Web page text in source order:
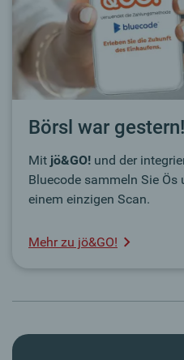
Börsl war gestern!
Mit jö&GO! und der
Bluecode sammeln Sie
einem einzigen Scan.
Mehr zu jö&GO!